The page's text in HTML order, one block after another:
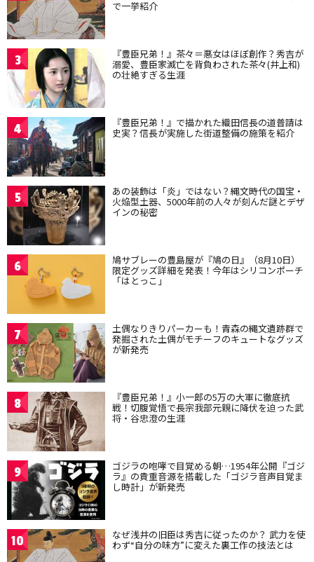
で一挙紹介
3 『豊臣兄弟！』茶々＝悪女はほぼ創作？秀吉が
溺愛、豊臣家滅亡を背負わされた茶々(井上和)
の壮絶すぎる生涯
4 『豊臣兄弟！』で描かれた織田信長の道普請は
史実？信長が実施した街道整備の施策を紹介
5 あの装飾は「炎」ではない？縄文時代の国宝・
火焔型土器、5000年前の人々が刻んだ謎とデザ
インの秘密
6 鳩サブレーの豊島屋が『鳩の日』（8月10日）
限定グッズ詳細を発表！今年はシリコンポーチ
「はとっこ」
7 土偶なりきりパーカーも！青森の縄文遺跡群で
発掘された土偶がモチーフのキュートなグッズ
が新発売
8 『豊臣兄弟！』小一郎の5万の大軍に徹底抗
戦！切腹覚悟で長宗我部元親に降伏を迫った武
将・谷忠澄の生涯
9 ゴジラの咆哮で目覚める朝…1954年公開『ゴジ
ラ』の貴重音源を搭載した「ゴジラ音声目覚ま
し時計」が新発売
10 なぜ浅井の旧臣は秀吉に従ったのか？ 武力を使
わず“自分の味方”に変えた裏工作の技法とは